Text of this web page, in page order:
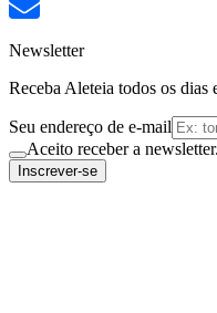
Newsletter
Receba Aleteia todos os dias
Seu endereço de e-mail
Aceito receber a
Inscrever-se